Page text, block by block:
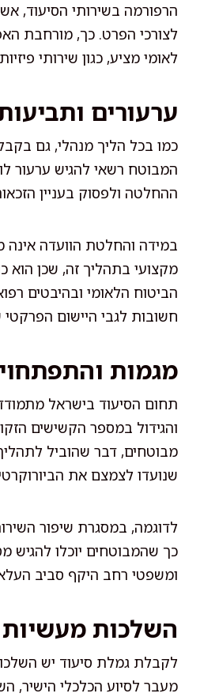
לצורכי הפרט. כך, מורחבת
לאומי מציע, כגון שירותי
ערעורים
כמו בכל הליך מנהלי, גם
המבוטח רשאי להגיש ערעור
ההחלטה ולפסוק בעניין
במידה והחלטת הוועדה אינה
מקצועי בתהליך זה, שכן הוא
הביטוח הלאומי ובהיבטים
חשובות לגבי היישום
מגמות
תחום הסיעוד בישראל
והגידול במספר הקשישים
מבוטחים, דבר שהוביל
שנועדו לצמצם את
לדוגמה, במסגרת שיפור
כך שהמבוטחים יוכלו להגיש
ומשפטי רחב היקף סביב
השלכות
לקבלת גמלת סיעוד יש
מעבר לסיוע הכלכלי הישיר,